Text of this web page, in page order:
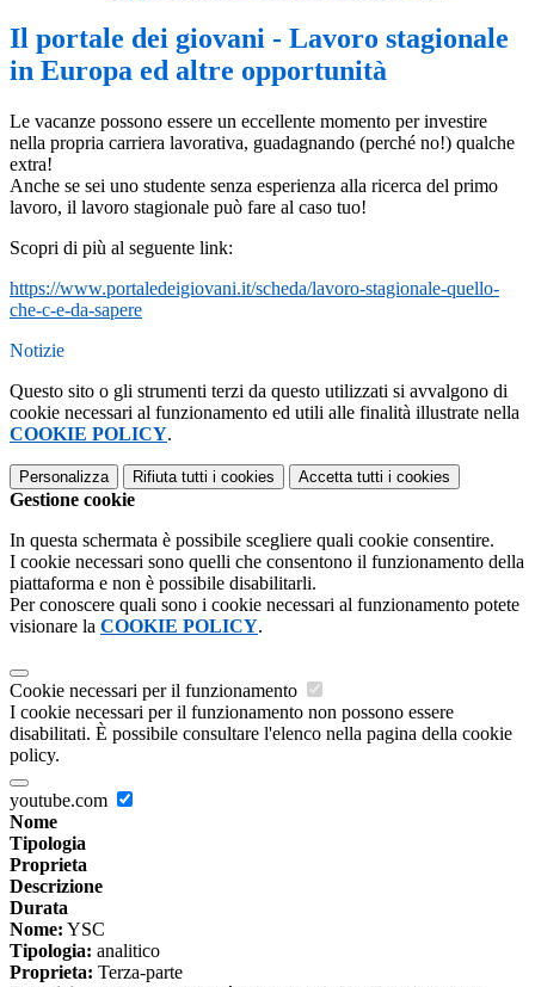
Il portale dei giovani - Lavoro stagionale
in Europa ed altre opportunità
Le vacanze possono essere un eccellente momento per investire
nella propria carriera lavorativa, guadagnando (perché no!) qualche
extra!
Anche se sei uno studente senza esperienza alla ricerca del primo
lavoro, il lavoro stagionale può fare al caso tuo!
Scopri di più al seguente link:
https://www.portaledeigiovani.it/scheda/lavoro-stagionale-quello-
che-c-e-da-sapere
Notizie
Questo sito o gli strumenti terzi da questo utilizzati si avvalgono di
cookie necessari al funzionamento ed utili alle finalità illustrate nella
COOKIE POLICY.
Personalizza Rifiuta tutti i cookies Accetta tutti i cookies
Gestione cookie
In questa schermata è possibile scegliere quali cookie consentire.
I cookie necessari sono quelli che consentono il funzionamento della
piattaforma e non è possibile disabilitarli.
Per conoscere quali sono i cookie necessari al funzionamento potete
visionare la COOKIE POLICY.
Cookie necessari per il funzionamento
I cookie necessari per il funzionamento non possono essere
disabilitati. È possibile consultare l'elenco nella pagina della cookie
policy.
youtube.com
Nome
Tipologia
Proprieta
Descrizione
Durata
Nome: YSC
Tipologia: analitico
Proprieta: Terza-parte